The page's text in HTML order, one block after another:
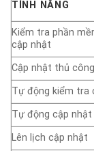
TÍNH NĂNG
Kiểm tra phần
cập nhật
Cập nhật thủ công
Tự động kiểm tra
Tự động cập nhật
Lên lịch cập nhật